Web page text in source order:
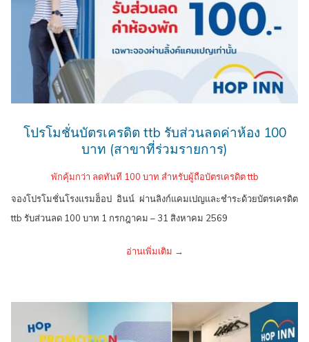
โปรโมชั่นบัตรเครดิต ttb รับส่วนลดค่าห้อง 100
บาท (สาขาที่ร่วมรายการ)
พักคุ้มกว่า ลดทันที 100 บาท สำหรับผู้ถือบัตรเครดิต ttb
จองโปรโมชั่นโรงแรมฮ็อป อินน์ ผ่านลิงก์แคมเปญและชำระด้วยบัตรเครดิต
ttb รับส่วนลด 100 บาท 1 กรกฎาคม – 31 สิงหาคม 2569
อ่านเพิ่มเติม